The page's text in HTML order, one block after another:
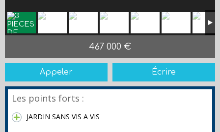
467 000 €
Appeler Écrire
Les points forts :
JARDIN SANS VIS A VIS